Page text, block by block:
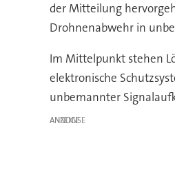
der Mitteilung
Drohnenabwehr in
Im Mittelpunkt stehen
elektronische
unbemannter
ANZEIGE